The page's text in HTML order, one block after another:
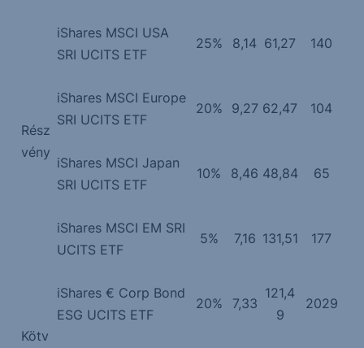
Rész
vény
iShares MSCI USA
SRI UCITS ETF
25% 8,14 61,27 140
iShares MSCI Europe
SRI UCITS ETF
20% 9,27 62,47 104
iShares MSCI Japan
SRI UCITS ETF
10% 8,46 48,84 65
iShares MSCI EM SRI
UCITS ETF
5% 7,16 131,51 177
Kötv
iShares € Corp Bond
ESG UCITS ETF
20% 7,33
121,4
9
2029